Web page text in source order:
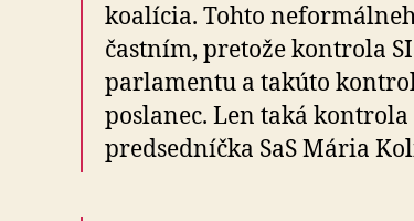
koalícia. Tohto
častním, pre­tože kon­trola
par­la­mentu a ta­kú­to
poslanec. Len taká
pred­sed­níčka SaS Mária